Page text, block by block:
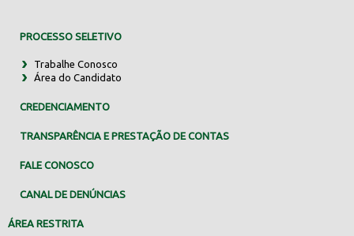
PROCESSO SELETIVO
Trabalhe Conosco
Área do Candidato
CREDENCIAMENTO
TRANSPARÊNCIA E PRESTAÇÃO DE CONTAS
FALE CONOSCO
CANAL DE DENÚNCIAS
ÁREA RESTRITA